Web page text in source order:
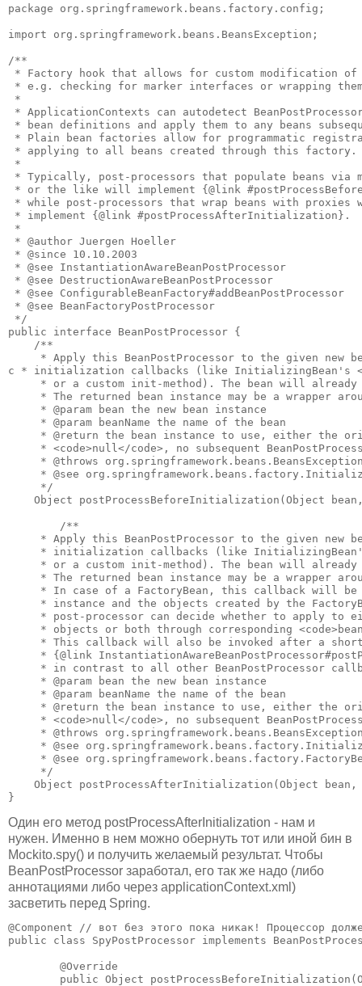
package org.springframework.beans.factory.config;
import org.springframework.beans.BeansException;
/**
* Factory hook that allows for custom modification of
* e.g. checking for marker interfaces or wrapping
*
* ApplicationContexts can autodetect
* bean definitions and apply them to any beans
* Plain bean factories allow for programmatic
* applying to all beans created through this factory.
*
* Typically, post-processors that populate beans via
* or the like will implement {@link
* while post-processors that wrap beans with proxies
* implement {@link #postProcessAfterInitialization}.
*
* @author Juergen Hoeller
* @since 10.10.2003
* @see InstantiationAwareBeanPostProcessor
* @see DestructionAwareBeanPostProcessor
* @see ConfigurableBeanFactory#addBeanPostProcessor
* @see BeanFactoryPostProcessor
*/
public interface BeanPostProcessor {
    /**
* Apply this BeanPostProcessor to the given new
с * initialization callbacks (like InitializingBean's
* or a custom init-method). The bean will
* The returned bean instance may be a wrapper
     * @param bean the new bean instance
     * @param beanName the name of the bean
* @return the bean instance to use, either the
* <code>null</code>, no subsequent
* @throws
* @see
     */
Object postProcessBeforeInitialization(Object
        /**
* Apply this BeanPostProcessor to the given new
* initialization callbacks (like
* or a custom init-method). The bean will
* The returned bean instance may be a wrapper
* In case of a FactoryBean, this callback will
* instance and the objects created by the
* post-processor can decide whether to apply to
* objects or both through corresponding
* This callback will also be invoked after a
* {@link
* in contrast to all other BeanPostProcessor
     * @param bean the new bean instance
     * @param beanName the name of the bean
* @return the bean instance to use, either the
* <code>null</code>, no subsequent
* @throws
* @see
* @see
     */
Object postProcessAfterInitialization(Object
}
Один его метод postProcessAfterInitialization - нам и
нужен. Именно в нем можно обернуть тот или иной бин в
Mockito.spy() и получить желаемый результат. Чтобы
BeanPostProcessor заработал, его так же надо (либо
аннотациями либо через applicationContext.xml)
засветить перед Spring.
@Component // вот без этого пока никак! Процессор
public class SpyPostProcessor implements
        @Override
public Object